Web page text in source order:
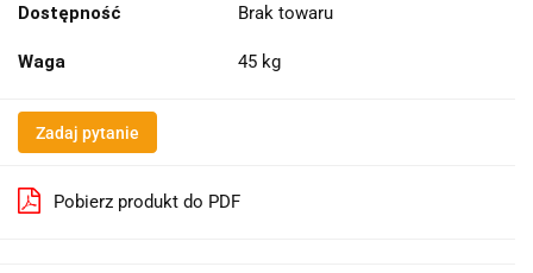
Dostępność Brak towaru
Waga 45 kg
Zadaj pytanie
Pobierz produkt do PDF